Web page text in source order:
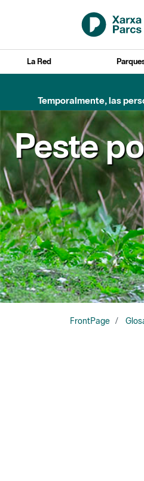
Saltar al contenido principal
La Red
Temporalmente, las
Peste
FrontPage